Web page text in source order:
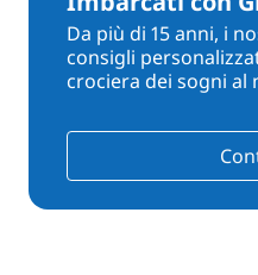
Da più di 15 anni, i
consigli
crociera dei sogni al